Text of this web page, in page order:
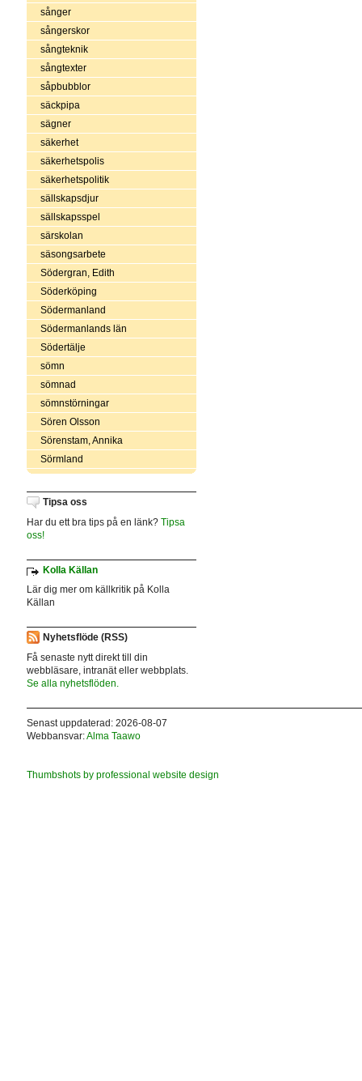
sånger
sångerskor
sångteknik
sångtexter
såpbubblor
säckpipa
sägner
säkerhet
säkerhetspolis
säkerhetspolitik
sällskapsdjur
sällskapsspel
särskolan
säsongsarbete
Södergran, Edith
Söderköping
Södermanland
Södermanlands län
Södertälje
sömn
sömnad
sömnstörningar
Sören Olsson
Sörenstam, Annika
Sörmland
Tipsa oss
Har du ett bra tips på en länk? Tipsa
oss!
Kolla Källan
Lär dig mer om källkritik på Kolla
Källan
Nyhetsflöde (RSS)
Få senaste nytt direkt till din
webbläsare, intranät eller webbplats.
Se alla nyhetsflöden.
Senast uppdaterad: 2026-08-07
Webbansvar:Alma Taawo
Thumbshots by professional website design